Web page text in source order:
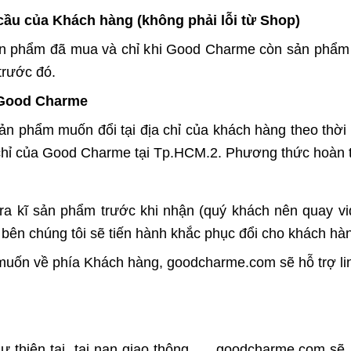
của Khách hàng (không phải lỗi từ Shop)
đã mua và chỉ khi Good Charme còn sản
đó.
Charme
phẩm muốn đổi tại địa chỉ của khách hàng theo
của Good Charme tại Tp.HCM.2. Phương thức hoàn
kĩ sản phẩm trước khi nhận (quý khách nên quay
chúng tôi sẽ tiến hành khắc phục đổi cho khách
về phía Khách hàng, goodcharme.com sẽ hỗ trợ